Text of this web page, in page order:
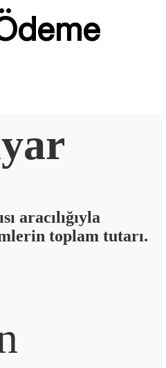
aracılığıyla
toplam tutarı.